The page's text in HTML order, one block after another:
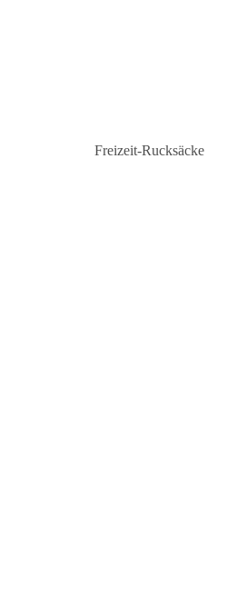
Freizeit-Rucksäcke